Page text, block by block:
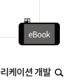
케이션 개발